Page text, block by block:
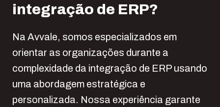
integração de ERP?
Na Avvale, somos especializados em
orientar as organizações durante a
complexidade da integração de ERP usando
uma abordagem estratégica e
personalizada. Nossa experiência garante